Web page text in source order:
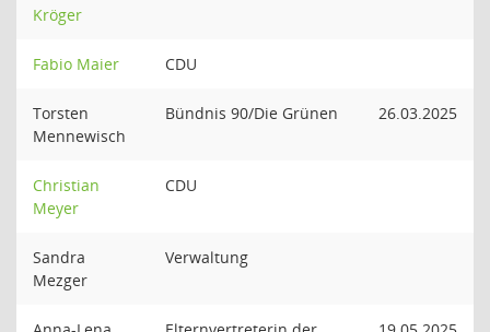
Kröger
Fabio Maier CDU
Torsten
Mennewisch
Bündnis 90/Die Grünen 26.03.2025
Christian
Meyer
CDU
Sandra
Mezger
Verwaltung